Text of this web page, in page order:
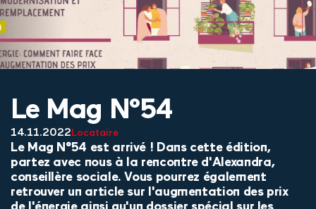
Le Mag N°54
14.11.2022 Locataire
Le Mag N°54 est arrivé ! Dans cette édition,
partez avec nous à la rencontre d'Alexandra,
conseillère sociale. Vous pourrez également
retrouver un article sur l'augmentation des prix